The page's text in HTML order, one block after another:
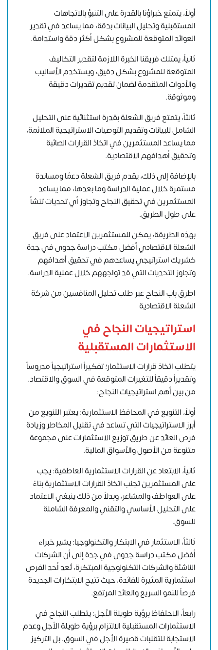
أولاً، يتمتع خبراؤنا بالقدرة على التنبؤ بالاتجاهات
المستقبلية وتحليل البيانات بدقة، مما يساعد في تقدير
العوائد المتوقعة للمشروع بشكل أكثر دقة واستدامة.
ثانياً، يمتلك فريقنا الخبرة اللازمة لتقدير التكاليف
المتوقعة للمشروع بشكل دقيق، ويستخدم الأساليب
والأدوات المتقدمة لضمان تقديم تقديرات دقيقة
وموثوقة.
ثالثاً، يتمتع فريق الشعلة بقدرة استثنائية على التحليل
الشامل للبيانات وتقديم التوصيات الاستراتيجية الملائمة،
مما يساعد المستثمرين في اتخاذ القرارات الصائبة
وتحقيق أهدافهم الاقتصادية.
بالإضافة إلى ذلك، يقدم فريق الشعلة دعمًا ومساندة
مستمرة خلال عملية الدراسة وما بعدها، مما يساعد
المستثمرين في تحقيق النجاح وتجاوز أي تحديات تنشأ
على طول الطريق.
بهذه الطريقة، يمكن للمستثمرين الاعتماد على فريق
الشعلة الاقتصادي أفضل مكتب دراسة جدوى في جدة
كشريك استراتيجي يساعدهم في تحقيق أهدافهم
وتجاوز التحديات التي قد تواجههم خلال عملية الدراسة.
اطرق باب النجاح عبر طلب تحليل المنافسين من شركة
الشعلة الاقتصادية
استراتيجيات النجاح في
الاستثمارات المستقبلية
يتطلب اتخاذ قرارات الاستثمار؛ تفكيراً استراتيجياً مدروساً
وتقديراً دقيقاً للتغيرات المتوقعة في السوق والاقتصاد.
من بين أهم استراتيجيات النجاح:
أولاً، التنويع في المحافظ الاستثمارية: يعتبر التنويع من
أبرز الاستراتيجيات التي تساعد في تقليل المخاطر وزيادة
فرص العائد عن طريق توزيع الاستثمارات على مجموعة
متنوعة من الأصول والأسواق المالية.
ثانياً، الابتعاد عن القرارات الاستثمارية العاطفية: يجب
على المستثمرين تجنب اتخاذ القرارات الاستثمارية بناءً
على العواطف والمشاعر، وبدلاً من ذلك ينبغي الاعتماد
على التحليل الأساسي والتقني والمعرفة الشاملة
للسوق.
ثالثاً، الاستثمار في الابتكار والتكنولوجيا: يشير خبراء
أفضل مكتب دراسة جدوى في جدة إلى أن الشركات
الناشئة والشركات التكنولوجية المبتكرة، تُعد أحد الفرص
استثمارية المثيرة للفائدة، حيث تتيح الابتكارات الجديدة
فرصاً للنمو السريع والعائد المرتفع.
رابعاً، الاحتفاظ برؤية طويلة الأجل: يتطلب النجاح في
الاستثمارات المستقبلية الالتزام برؤية طويلة الأجل وعدم
الاستجابة للتقلبات قصيرة الأجل في السوق، بل التركيز